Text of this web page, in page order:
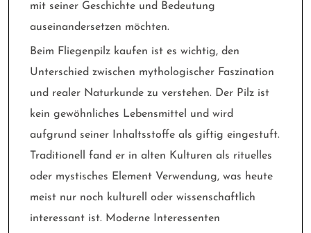
mit seiner Geschichte und Bedeutung
auseinandersetzen möchten.
Beim Fliegenpilz kaufen ist es wichtig, den
Unterschied zwischen mythologischer Faszination
und realer Naturkunde zu verstehen. Der Pilz ist
kein gewöhnliches Lebensmittel und wird
aufgrund seiner Inhaltsstoffe als giftig eingestuft.
Traditionell fand er in alten Kulturen als rituelles
oder mystisches Element Verwendung, was heute
meist nur noch kulturell oder wissenschaftlich
interessant ist. Moderne Interessenten